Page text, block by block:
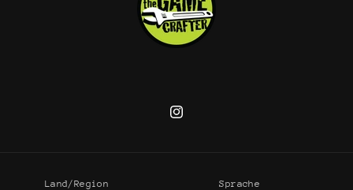
Instagram
Land/Region Sprache